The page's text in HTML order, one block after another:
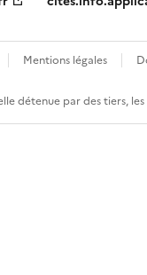
Mentions légales
détenue par des tiers,